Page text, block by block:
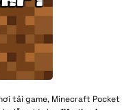
tải game, Minecraft Pocket